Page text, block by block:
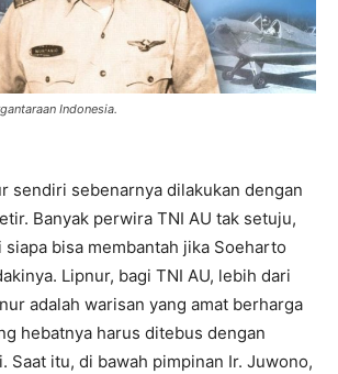
Indonesia.
sendiri sebenarnya dilakukan dengan
Banyak perwira TNI AU tak setuju,
siapa bisa membantah jika Soeharto
Lipnur, bagi TNI AU, lebih dari
adalah warisan yang amat berharga
hebatnya harus ditebus dengan
Saat itu, di bawah pimpinan Ir. Juwono,